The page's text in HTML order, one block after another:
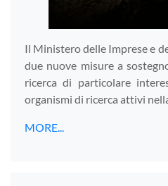
Il Ministero delle Imprese e
due nuove misure a
ricerca di particolare
organismi di ricerca attivi
MORE...